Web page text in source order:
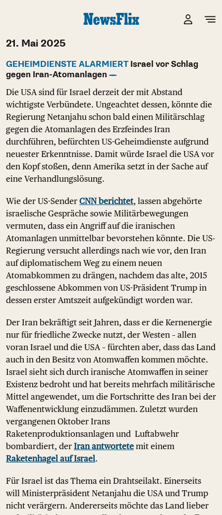
21. Mai 2025
GEHEIMDIENSTE ALARMIERTIsrael vor Schlag
gegen Iran-Atomanlagen
Die USA sind für Israel derzeit der mit Abstand
wichtigste Verbündete. Ungeachtet dessen, könnte die
Regierung Netanjahu schon bald einen Militärschlag
gegen die Atomanlagen des Erzfeindes Iran
durchführen, befürchten US-Geheimdienste aufgrund
neuester Erkenntnisse. Damit würde Israel die USA vor
den Kopf stoßen, denn Amerika setzt in der Sache auf
eine Verhandlungslösung.
Wie der US-Sender CNN berichtet, lassen abgehörte
israelische Gespräche sowie Militärbewegungen
vermuten, dass ein Angriff auf die iranischen
Atomanlagen unmittelbar bevorstehen könnte. Die US-
Regierung versucht allerdings nach wie vor, den Iran
auf diplomatischem Weg zu einem neuen
Atomabkommen zu drängen, nachdem das alte, 2015
geschlossene Abkommen von US-Präsident Trump in
dessen erster Amtszeit aufgekündigt worden war.
Der Iran bekräftigt seit Jahren, dass er die Kernenergie
nur für friedliche Zwecke nutzt, der Westen – allen
voran Israel und die USA – fürchten aber, dass das Land
auch in den Besitz von Atomwaffen kommen möchte.
Israel sieht sich durch iranische Atomwaffen in seiner
Existenz bedroht und hat bereits mehrfach militärische
Mittel angewendet, um die Fortschritte des Iran bei der
Waffenentwicklung einzudämmen. Zuletzt wurden
vergangenen Oktober Irans
Raketenproduktionsanlagen und Luftabwehr
bombardiert, der Iran antwortete mit einem
Raketenhagel auf Israel.
Für Israel ist das Thema ein Drahtseilakt. Einerseits
will Ministerpräsident Netanjahu die USA und Trump
nicht verärgern. Andererseits möchte das Land lieber